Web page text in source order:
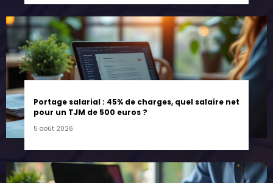
Portage salarial : 45% de charges, quel salaire net
pour un TJM de 500 euros ?
5 août 2026